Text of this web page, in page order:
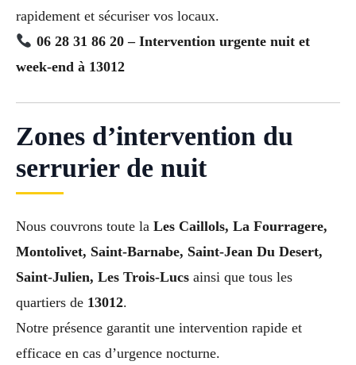
rapidement et sécuriser vos locaux.
06 28 31 86 20 – Intervention urgente nuit et
week-end à 13012
Zones d’intervention du
serrurier de nuit
Nous couvrons toute la Les Caillols, La Fourragere,
Montolivet, Saint-Barnabe, Saint-Jean Du Desert,
Saint-Julien, Les Trois-Lucs ainsi que tous les
quartiers de 13012.
Notre présence garantit une intervention rapide et
efficace en cas d’urgence nocturne.